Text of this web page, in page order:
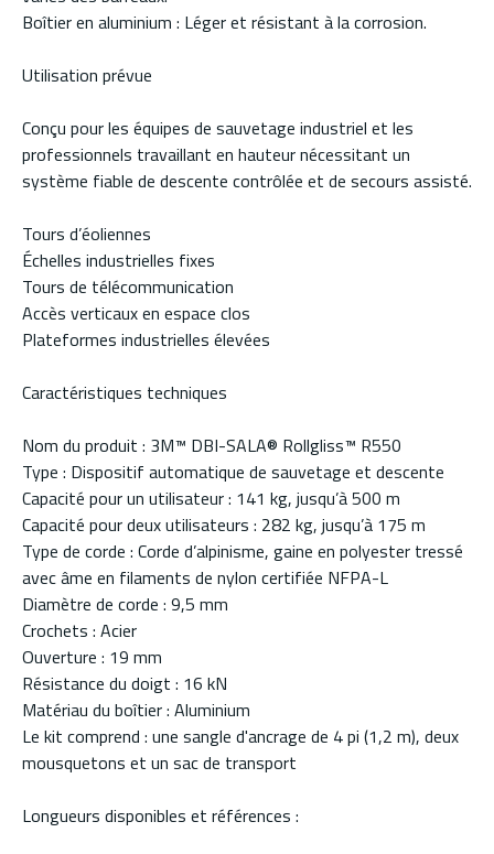
Boîtier en aluminium : Léger et résistant à la corrosion.
Utilisation prévue
Conçu pour les équipes de sauvetage industriel et les
professionnels travaillant en hauteur nécessitant un
système fiable de descente contrôlée et de secours assisté.
Tours d’éoliennes
Échelles industrielles fixes
Tours de télécommunication
Accès verticaux en espace clos
Plateformes industrielles élevées
Caractéristiques techniques
Nom du produit : 3M™ DBI-SALA® Rollgliss™ R550
Type : Dispositif automatique de sauvetage et descente
Capacité pour un utilisateur : 141 kg, jusqu’à 500 m
Capacité pour deux utilisateurs : 282 kg, jusqu’à 175 m
Type de corde : Corde d’alpinisme, gaine en polyester tressé
avec âme en filaments de nylon certifiée NFPA-L
Diamètre de corde : 9,5 mm
Crochets : Acier
Ouverture : 19 mm
Résistance du doigt : 16 kN
Matériau du boîtier : Aluminium
Le kit comprend : une sangle d'ancrage de 4 pi (1,2 m), deux
mousquetons et un sac de transport
Longueurs disponibles et références :